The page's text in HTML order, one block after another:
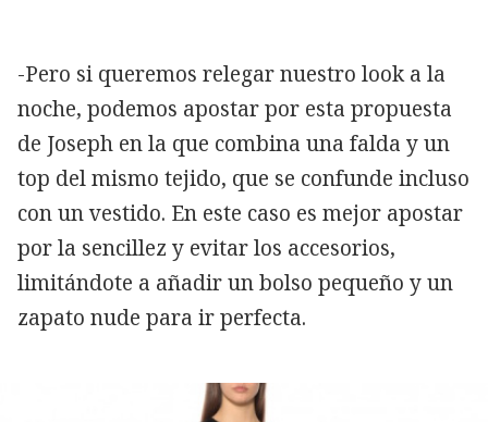
-Pero si queremos relegar nuestro look a la
noche, podemos apostar por esta propuesta
de Joseph en la que combina una falda y un
top del mismo tejido, que se confunde incluso
con un vestido. En este caso es mejor apostar
por la sencillez y evitar los accesorios,
limitándote a añadir un bolso pequeño y un
zapato nude para ir perfecta.